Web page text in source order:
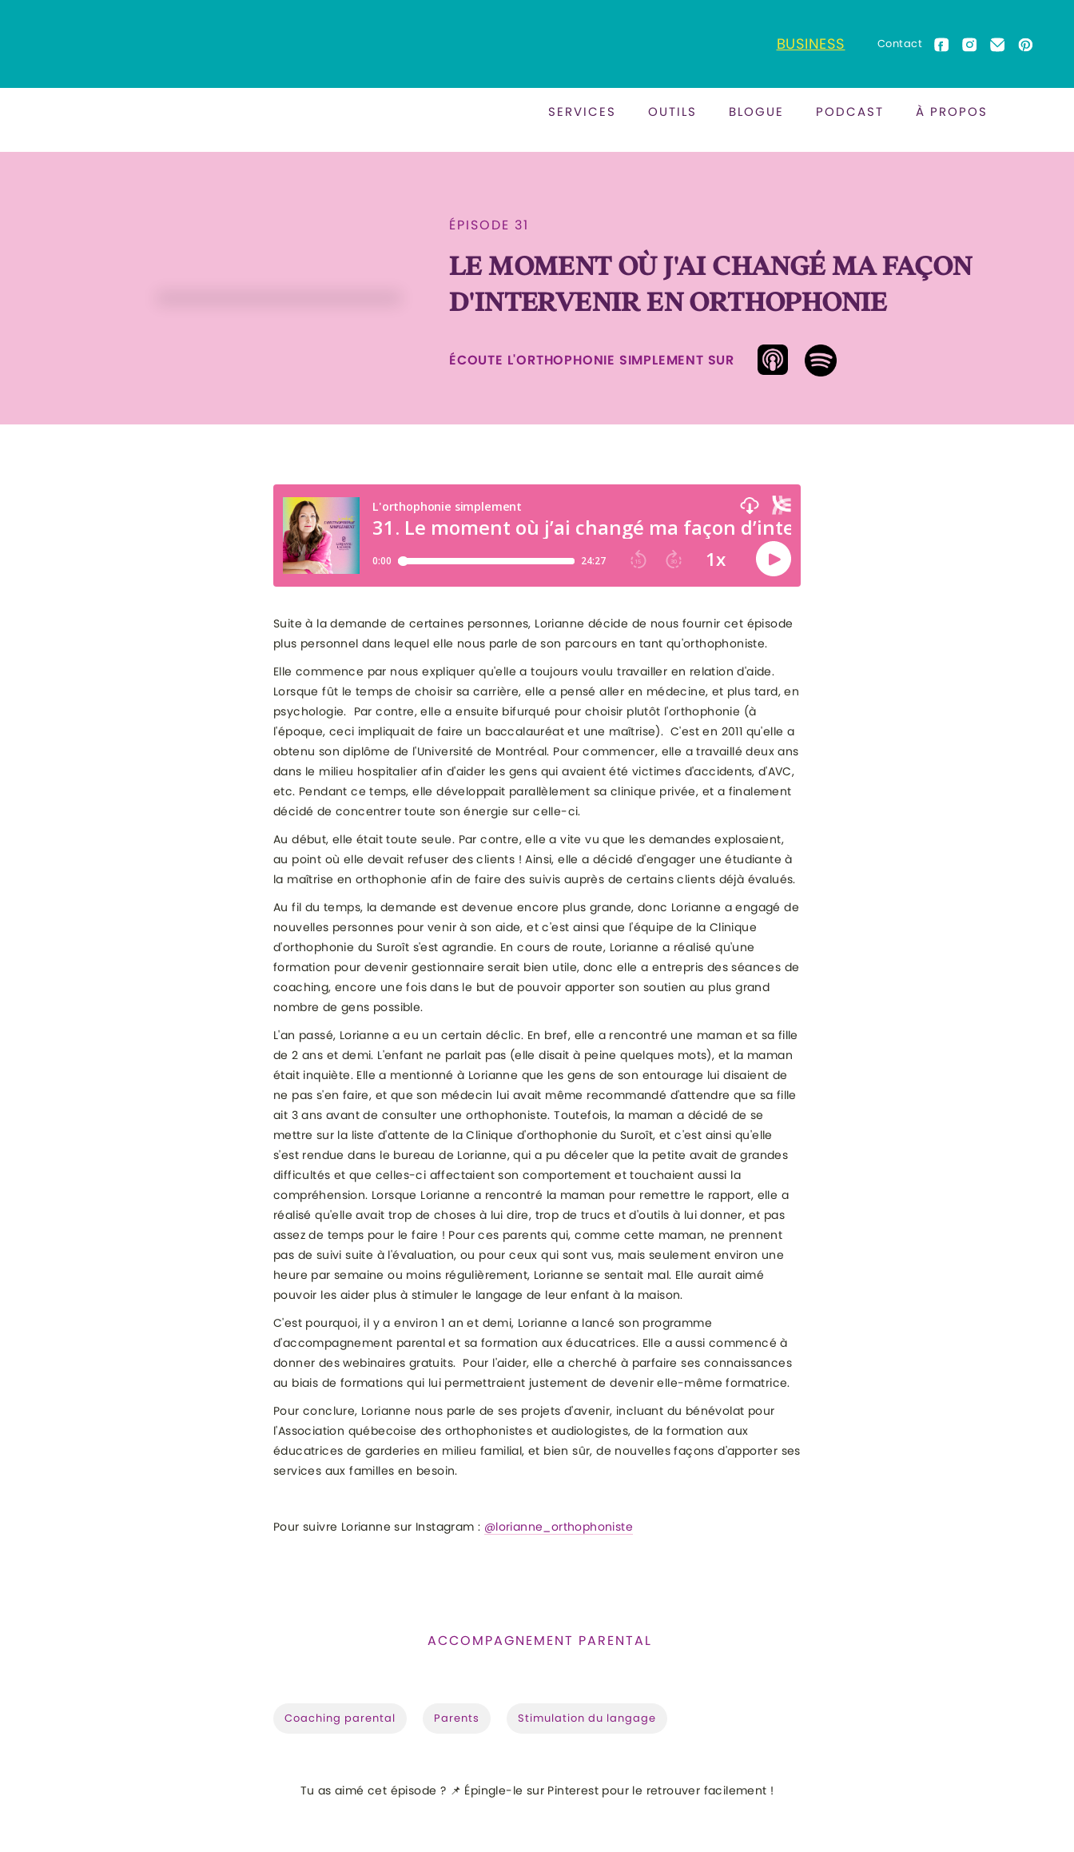
BUSINESS Contact
SERVICES OUTILS BLOGUE PODCAST À PROPOS
ÉPISODE 31
LE MOMENT OÙ J'AI CHANGÉ MA FAÇON
D'INTERVENIR EN ORTHOPHONIE
ÉCOUTE L'ORTHOPHONIE SIMPLEMENT SUR
Suite à la demande de certaines personnes, Lorianne décide de nous fournir cet épisode
plus personnel dans lequel elle nous parle de son parcours en tant qu'orthophoniste.
Elle commence par nous expliquer qu'elle a toujours voulu travailler en relation d'aide.
Lorsque fût le temps de choisir sa carrière, elle a pensé aller en médecine, et plus tard, en
psychologie. Par contre, elle a ensuite bifurqué pour choisir plutôt l'orthophonie (à
l'époque, ceci impliquait de faire un baccalauréat et une maîtrise). C'est en 2011 qu'elle a
obtenu son diplôme de l'Université de Montréal. Pour commencer, elle a travaillé deux ans
dans le milieu hospitalier afin d'aider les gens qui avaient été victimes d'accidents, d'AVC,
etc. Pendant ce temps, elle développait parallèlement sa clinique privée, et a finalement
décidé de concentrer toute son énergie sur celle-ci.
Au début, elle était toute seule. Par contre, elle a vite vu que les demandes explosaient,
au point où elle devait refuser des clients ! Ainsi, elle a décidé d'engager une étudiante à
la maîtrise en orthophonie afin de faire des suivis auprès de certains clients déjà évalués.
Au fil du temps, la demande est devenue encore plus grande, donc Lorianne a engagé de
nouvelles personnes pour venir à son aide, et c'est ainsi que l'équipe de la Clinique
d'orthophonie du Suroît s'est agrandie. En cours de route, Lorianne a réalisé qu'une
formation pour devenir gestionnaire serait bien utile, donc elle a entrepris des séances de
coaching, encore une fois dans le but de pouvoir apporter son soutien au plus grand
nombre de gens possible.
L'an passé, Lorianne a eu un certain déclic. En bref, elle a rencontré une maman et sa fille
de 2 ans et demi. L'enfant ne parlait pas (elle disait à peine quelques mots), et la maman
était inquiète. Elle a mentionné à Lorianne que les gens de son entourage lui disaient de
ne pas s'en faire, et que son médecin lui avait même recommandé d'attendre que sa fille
ait 3 ans avant de consulter une orthophoniste. Toutefois, la maman a décidé de se
mettre sur la liste d'attente de la Clinique d'orthophonie du Suroît, et c'est ainsi qu'elle
s'est rendue dans le bureau de Lorianne, qui a pu déceler que la petite avait de grandes
difficultés et que celles-ci affectaient son comportement et touchaient aussi la
compréhension. Lorsque Lorianne a rencontré la maman pour remettre le rapport, elle a
réalisé qu'elle avait trop de choses à lui dire, trop de trucs et d'outils à lui donner, et pas
assez de temps pour le faire ! Pour ces parents qui, comme cette maman, ne prennent
pas de suivi suite à l'évaluation, ou pour ceux qui sont vus, mais seulement environ une
heure par semaine ou moins régulièrement, Lorianne se sentait mal. Elle aurait aimé
pouvoir les aider plus à stimuler le langage de leur enfant à la maison.
C'est pourquoi, il y a environ 1 an et demi, Lorianne a lancé son programme
d'accompagnement parental et sa formation aux éducatrices. Elle a aussi commencé à
donner des webinaires gratuits. Pour l'aider, elle a cherché à parfaire ses connaissances
au biais de formations qui lui permettraient justement de devenir elle-même formatrice.
Pour conclure, Lorianne nous parle de ses projets d'avenir, incluant du bénévolat pour
l'Association québecoise des orthophonistes et audiologistes, de la formation aux
éducatrices de garderies en milieu familial, et bien sûr, de nouvelles façons d'apporter ses
services aux familles en besoin.
Pour suivre Lorianne sur Instagram : @lorianne_orthophoniste
ACCOMPAGNEMENT PARENTAL
Coaching parental Parents Stimulation du langage
Tu as aimé cet épisode ? 📌 Épingle-le sur Pinterest pour le retrouver facilement !